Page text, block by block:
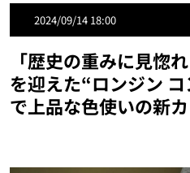
2024/09/14 18:00
「歴史の重みに見惚
を迎えた“ロンジン
で上品な色使いの新